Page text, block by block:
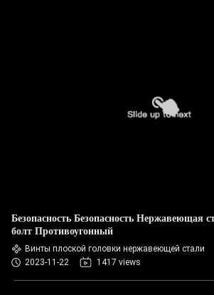
Безопасность Безопасность Нержавеющая
болт Противоугонный
Винты плоской головки нержавеющей стали
2023-11-22
1417 views